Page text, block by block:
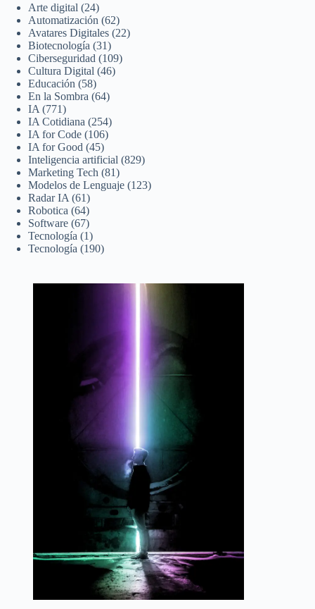
Arte digital (24)
Automatización (62)
Avatares Digitales (22)
Biotecnología (31)
Ciberseguridad (109)
Cultura Digital (46)
Educación (58)
En la Sombra (64)
IA (771)
IA Cotidiana (254)
IA for Code (106)
IA for Good (45)
Inteligencia artificial (829)
Marketing Tech (81)
Modelos de Lenguaje (123)
Radar IA (61)
Robotica (64)
Software (67)
Tecnología (1)
Tecnología (190)